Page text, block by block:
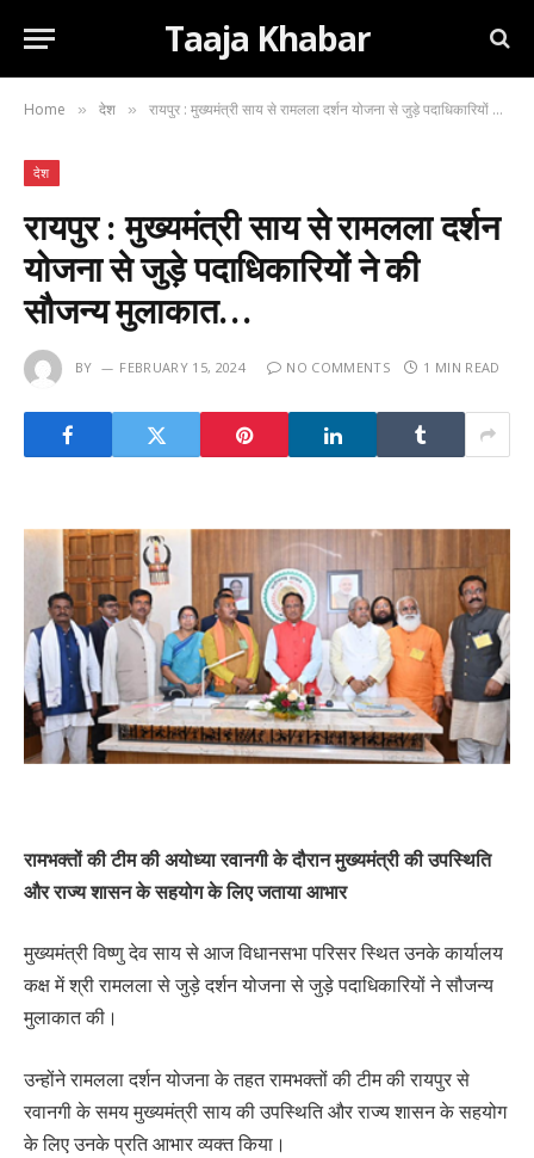
Taaja Khabar
Home » देश » रायपुर : मुख्यमंत्री साय से रामलला दर्शन योजना से जुड़े पदाधिकारियों ने की सौजन्य मुलाकात…
देश
रायपुर : मुख्यमंत्री साय से रामलला दर्शन
योजना से जुड़े पदाधिकारियों ने की
सौजन्य मुलाकात…
BY FEBRUARY 15, 2024 NO COMMENTS 1 MIN READ
रामभक्तों की टीम की अयोध्या रवानगी के दौरान मुख्यमंत्री की उपस्थिति
और राज्य शासन के सहयोग के लिए जताया आभार
मुख्यमंत्री विष्णु देव साय से आज विधानसभा परिसर स्थित उनके कार्यालय
कक्ष में श्री रामलला से जुड़े दर्शन योजना से जुड़े पदाधिकारियों ने सौजन्य
मुलाकात की।
उन्होंने रामलला दर्शन योजना के तहत रामभक्तों की टीम की रायपुर से
रवानगी के समय मुख्यमंत्री साय की उपस्थिति और राज्य शासन के सहयोग
के लिए उनके प्रति आभार व्यक्त किया।